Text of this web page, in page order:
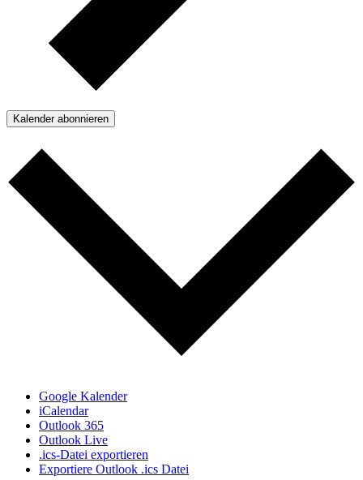
Kalender abonnieren
Google Kalender
iCalendar
Outlook 365
Outlook Live
.ics-Datei exportieren
Exportiere Outlook .ics Datei